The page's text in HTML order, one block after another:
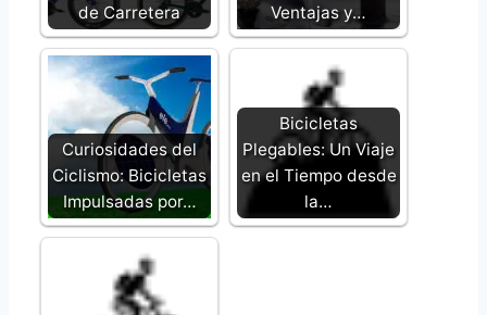
de Carretera
Ventajas y…
Curiosidades del
Ciclismo: Bicicletas
Impulsadas por…
Bicicletas
Plegables: Un Viaje
en el Tiempo desde
la…